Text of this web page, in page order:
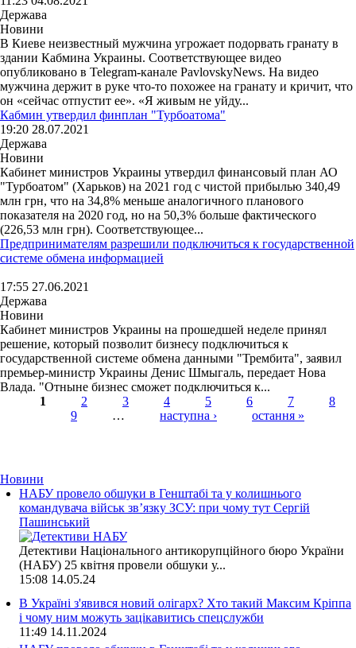
Держава
Новини
В Киеве неизвестный мужчина угрожает подорвать гранату в
здании Кабмина Украины. Соответствующее видео
опубликовано в Telegram-канале PavlovskyNews. На видео
мужчина держит в руке что-то похожее на гранату и кричит, что
он «сейчас отпустит ее». «Я живым не уйду...
Кабмин утвердил финплан "Турбоатома"
19:20 28.07.2021
Держава
Новини
Кабинет министров Украины утвердил финансовый план АО
"Турбоатом" (Харьков) на 2021 год с чистой прибылью 340,49
млн грн, что на 34,8% меньше аналогичного планового
показателя на 2020 год, но на 50,3% больше фактического
(226,53 млн грн). Соответствующее...
Предпринимателям разрешили подключиться к государственной
системе обмена информацией
17:55 27.06.2021
Держава
Новини
Кабинет министров Украины на прошедшей неделе принял
решение, который позволит бизнесу подключиться к
государственной системе обмена данными "Трембита", заявил
премьер-министр Украины Денис Шмыгаль, передает Нова
Влада. "Отныне бизнес сможет подключиться к...
Страницы
1 2 3 4 5 6 7
8
9
… наступна › остання »
Новини
НАБУ провело обшуки в Генштабі та у колишнього
командувача військ зв’язку ЗСУ: при чому тут Сергій
Пашинський
Детективи Національного антикорупційного бюро України
(НАБУ) 25 квітня провели обшуки у...
15:08 14.05.24
В Україні з'явився новий олігарх? Хто такий Максим Кріппа
і чому ним можуть зацікавитись спецслужби
11:49 14.11.2024